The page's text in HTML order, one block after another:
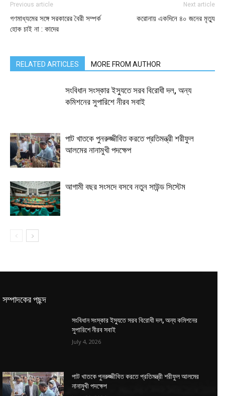
Previous article
গণমাধ্যমের সঙ্গে সরকারের বৈরী সম্পর্ক
হোক চাই না : কাদের
Next article
করোনায় একদিনে ৪০ জনের মৃত্যু
RELATED ARTICLES MORE FROM AUTHOR
সংবিধান সংস্কার ইস্যুতে সরব বিরোধী দল, অন্য
কমিশনের সুপারিশে নীরব সবাই
পাট খাতকে পুনরুজ্জীবিত করতে প্রতিমন্ত্রী শরীফুল
আলমের নানামুখী পদক্ষেপ
আগামী বছর সংসদে বসবে নতুন সাউন্ড সিস্টেম
সম্পাদকের পছন্দ
সংবিধান সংস্কার ইস্যুতে সরব বিরোধী দল, অন্য কমিশনের
সুপারিশে নীরব সবাই
July 4, 2026
পাট খাতকে পুনরুজ্জীবিত করতে প্রতিমন্ত্রী শরীফুল আলমের
নানামুখী পদক্ষেপ